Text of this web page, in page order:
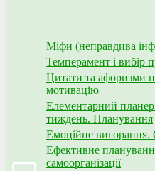
Міфи (неправдива
Темперамент і вибір
Цитати та афоризми
мотивацію
Елементарний планер
тиждень. Планування
Емоційне вигорання.
Ефективне
самоорганізації